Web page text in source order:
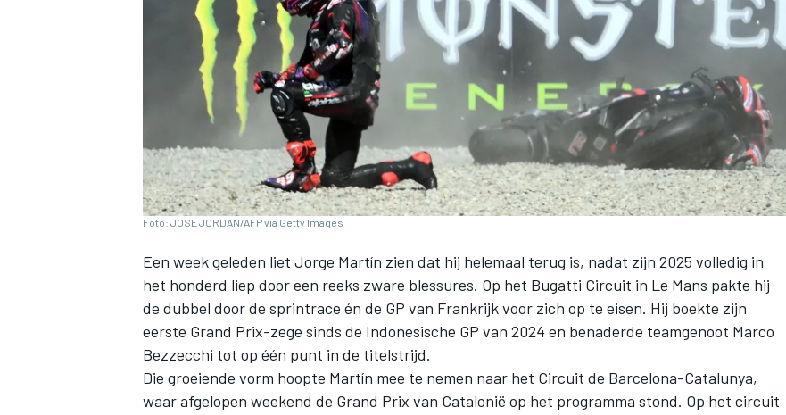
WEC DTM
Foto: JOSE JORDAN/AFP via Getty Images
Een week geleden liet Jorge Martín zien dat hij helemaal terug is, nadat zijn 2025 volledig in
het honderd liep door een reeks zware blessures. Op het Bugatti Circuit in Le Mans pakte hij
de dubbel door de sprintrace én de GP van Frankrijk voor zich op te eisen. Hij boekte zijn
eerste Grand Prix-zege sinds de Indonesische GP van 2024 en benaderde teamgenoot Marco
Bezzecchi tot op één punt in de titelstrijd.
Die groeiende vorm hoopte Martín mee te nemen naar het Circuit de Barcelona-Catalunya,
waar afgelopen weekend de Grand Prix van Catalonië op het programma stond. Op het circuit